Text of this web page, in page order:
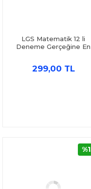
LGS Matematik 12 li
Deneme Gerçeğine En
299,00 TL